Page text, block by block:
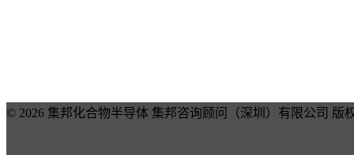
© 2026 集邦化合物半导体 集邦咨询顾问（深圳）有限公司 版